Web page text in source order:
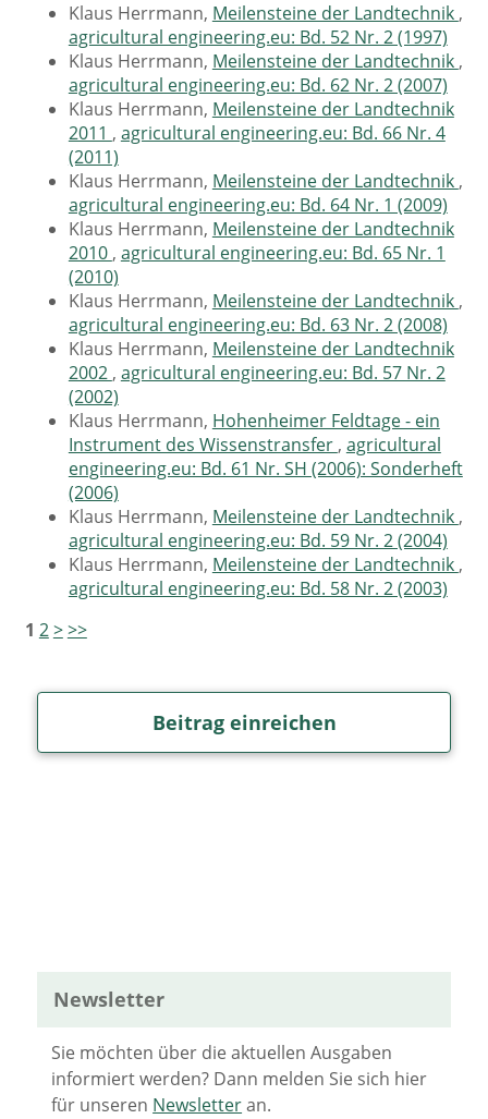
Klaus Herrmann, Meilensteine der Landtechnik ,
agricultural engineering.eu: Bd. 52 Nr. 2 (1997)
Klaus Herrmann, Meilensteine der Landtechnik ,
agricultural engineering.eu: Bd. 62 Nr. 2 (2007)
Klaus Herrmann, Meilensteine der Landtechnik
2011 , agricultural engineering.eu: Bd. 66 Nr. 4
(2011)
Klaus Herrmann, Meilensteine der Landtechnik ,
agricultural engineering.eu: Bd. 64 Nr. 1 (2009)
Klaus Herrmann, Meilensteine der Landtechnik
2010 , agricultural engineering.eu: Bd. 65 Nr. 1
(2010)
Klaus Herrmann, Meilensteine der Landtechnik ,
agricultural engineering.eu: Bd. 63 Nr. 2 (2008)
Klaus Herrmann, Meilensteine der Landtechnik
2002 , agricultural engineering.eu: Bd. 57 Nr. 2
(2002)
Klaus Herrmann, Hohenheimer Feldtage - ein
Instrument des Wissenstransfer , agricultural
engineering.eu: Bd. 61 Nr. SH (2006): Sonderheft
(2006)
Klaus Herrmann, Meilensteine der Landtechnik ,
agricultural engineering.eu: Bd. 59 Nr. 2 (2004)
Klaus Herrmann, Meilensteine der Landtechnik ,
agricultural engineering.eu: Bd. 58 Nr. 2 (2003)
1 2>>>
Beitrag einreichen
Newsletter
Sie möchten über die aktuellen Ausgaben
informiert werden? Dann melden Sie sich hier
für unseren Newsletteran.